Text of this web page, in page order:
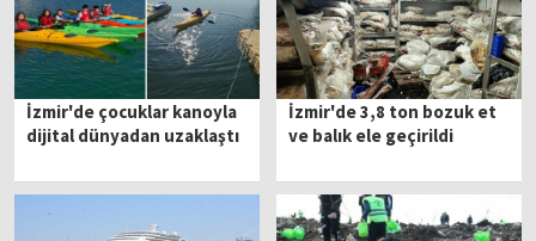
İzmir'de çocuklar kanoyla
dijital dünyadan uzaklaştı
İzmir'de 3,8 ton bozuk et
ve balık ele geçirildi